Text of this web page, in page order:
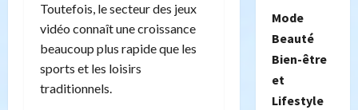
Toutefois, le secteur des jeux
vidéo connaît une croissance
beaucoup plus rapide que les
sports et les loisirs
traditionnels.
Mode
Beauté
Bien-être
et
Lifestyle